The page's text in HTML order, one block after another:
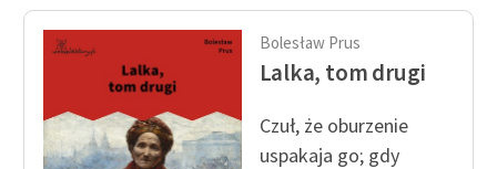
Feministyczne inspiracje.
Popularyzacja
skandynawskiej literatury
feministycznej
Ręce pełne poezji
Bolesław Prus
Lalka, tom drugi
Czuł, że oburzenie
uspakaja go; gdy